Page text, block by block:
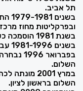
תל אביב.
ובפרקליטות מחוז
בשנת 1981 הוסמכה כעורכת דין.
בשנים 1981-1996 עבדה בפרקליטות מחוז המרכז.
השלום.
במרץ 2001
השלום בראשון לציון.